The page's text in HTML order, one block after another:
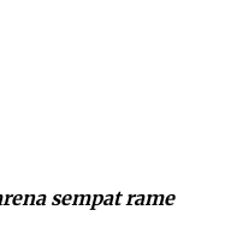
sempat rame